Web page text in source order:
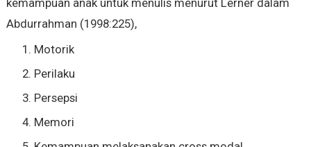
Abdurrahman (1998:225),
Motorik
Perilaku
Persepsi
Memori